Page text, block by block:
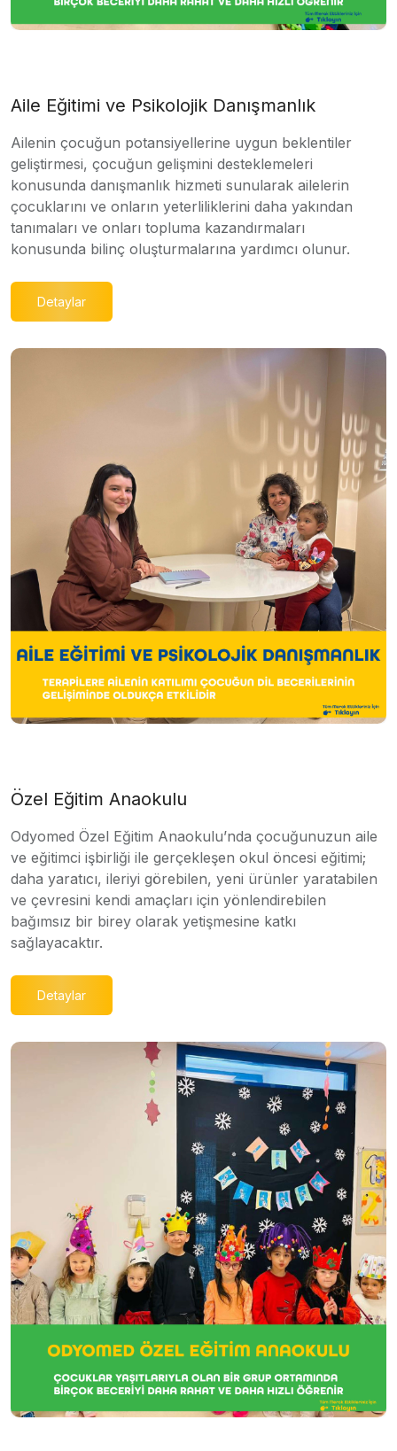
Aile Eğitimi ve Psikolojik Danışmanlık
Ailenin çocuğun potansiyellerine uygun beklentiler
geliştirmesi, çocuğun gelişmini desteklemeleri
konusunda danışmanlık hizmeti sunularak ailelerin
çocuklarını ve onların yeterliliklerini daha yakından
tanımaları ve onları topluma kazandırmaları
konusunda bilinç oluşturmalarına yardımcı olunur.
Detaylar
Özel Eğitim Anaokulu
Odyomed Özel Eğitim Anaokulu’nda çocuğunuzun aile
ve eğitimci işbirliği ile gerçekleşen okul öncesi eğitimi;
daha yaratıcı, ileriyi görebilen, yeni ürünler yaratabilen
ve çevresini kendi amaçları için yönlendirebilen
bağımsız bir birey olarak yetişmesine katkı
sağlayacaktır.
Detaylar